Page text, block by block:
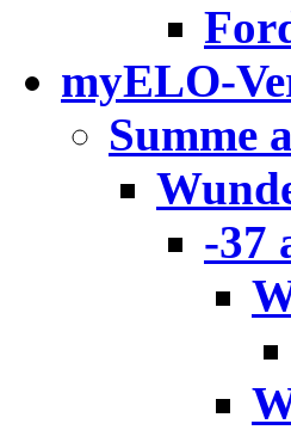
myELO-
Summe
-37